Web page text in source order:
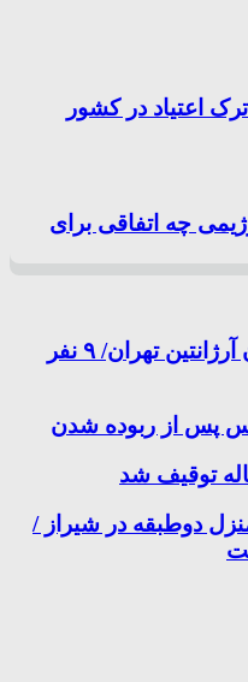
اعتیاد در کشور
چه اتفاقی برای
سقوط آسانسور در میدان آرژانتین تهران/ ۹ نفر
پس از ربوده شدن
توقیف شد
دوطبقه در شیراز /